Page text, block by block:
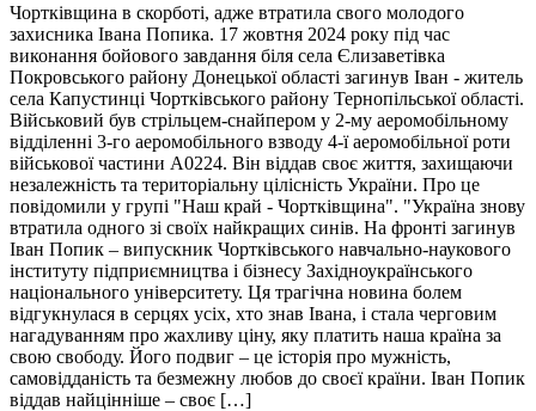
Чортківщина в скорботі, адже втратила свого молодого
захисника Івана Попика. 17 жовтня 2024 року під час
виконання бойового завдання біля села Єлизаветівка
Покровського району Донецької області загинув Іван - житель
села Капустинці Чортківського району Тернопільської області.
Військовий був стрільцем-снайпером у 2-му аеромобільному
відділенні 3-го аеромобільного взводу 4-ї аеромобільної роти
військової частини А0224. Він віддав своє життя, захищаючи
незалежність та територіальну цілісність України. Про це
повідомили у групі "Наш край - Чортківщина". "Україна знову
втратила одного зі своїх найкращих синів. На фронті загинув
Іван Попик – випускник Чортківського навчально-наукового
інституту підприємництва і бізнесу Західноукраїнського
національного університету. Ця трагічна новина болем
відгукнулася в серцях усіх, хто знав Івана, і стала черговим
нагадуванням про жахливу ціну, яку платить наша країна за
свою свободу. Його подвиг – це історія про мужність,
самовідданість та безмежну любов до своєї країни. Іван Попик
віддав найцінніше – своє […]